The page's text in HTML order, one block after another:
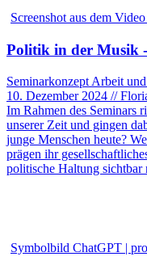
Screenshot aus dem
Politik in der Musik
Seminarkonzept Arbeit
10. Dezember 2024 //
Im Rahmen des Seminars
unserer Zeit und gingen
junge Menschen heute?
prägen ihr
politische Haltung
Symbolbild ChatGPT |